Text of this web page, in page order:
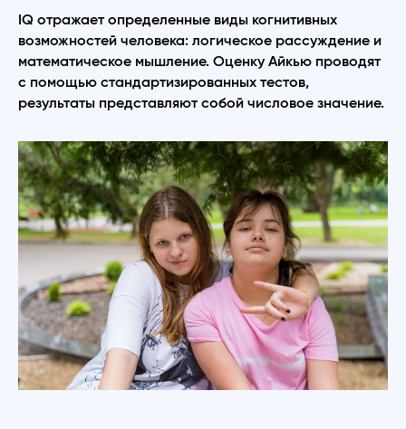
IQ отражает определенные виды когнитивных
возможностей человека: логическое рассуждение и
математическое мышление. Оценку Айкью проводят
с помощью стандартизированных тестов,
результаты представляют собой числовое значение.